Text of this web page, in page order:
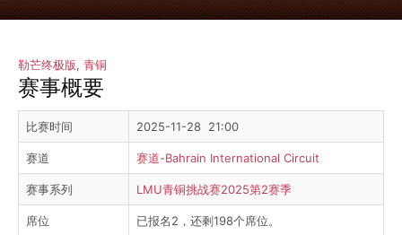
勒芒终极版, 青铜
赛事概要
比赛时间 2025-11-28 21:00
赛道 赛道-Bahrain International Circuit
赛事系列 LMU青铜挑战赛2025第2赛季
席位 已报名2，还剩198个席位。